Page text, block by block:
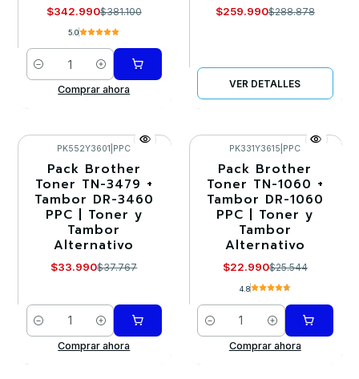
$342.990$381.100
5.0
Cantidad
Comprar ahora
$259.990$288.878
VER DETALLES
-10%
PK552Y3601 PPC
Pack Brother
Toner TN-3479 +
Tambor DR-3460
PPC | Toner y
Tambor
Alternativo
$33.990$37.767
Cantidad
Comprar ahora
-10%
PK331Y3615 PPC
Pack Brother
Toner TN-1060 +
Tambor DR-1060
PPC | Toner y
Tambor
Alternativo
$22.990$25.544
4.8
Cantidad
Comprar ahora